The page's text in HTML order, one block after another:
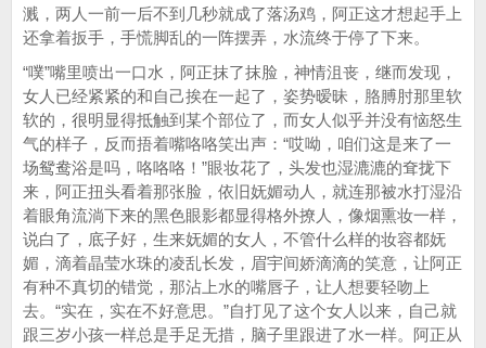
溅，两人一前一后不到几秒就成了落汤鸡，阿正这才想起手上
还拿着扳手，手慌脚乱的一阵摆弄，水流终于停了下来。
“噗”嘴里喷出一口水，阿正抹了抹脸，神情沮丧，继而发现，
女人已经紧紧的和自己挨在一起了，姿势暧昧，胳膊肘那里软
软的，很明显得抵触到某个部位了，而女人似乎并没有恼怒生
气的样子，反而捂着嘴咯咯笑出声：“哎呦，咱们这是来了一
场鸳鸯浴是吗，咯咯咯！”眼妆花了，头发也湿漉漉的耷拢下
来，阿正扭头看着那张脸，依旧妩媚动人，就连那被水打湿沿
着眼角流淌下来的黑色眼影都显得格外撩人，像烟熏妆一样，
说白了，底子好，生来妩媚的女人，不管什么样的妆容都妩
媚，滴着晶莹水珠的凌乱长发，眉宇间娇滴滴的笑意，让阿正
有种不真切的错觉，那沾上水的嘴唇子，让人想要轻吻上
去。“实在，实在不好意思。”自打见了这个女人以来，自己就
跟三岁小孩一样总是手足无措，脑子里跟进了水一样。阿正从